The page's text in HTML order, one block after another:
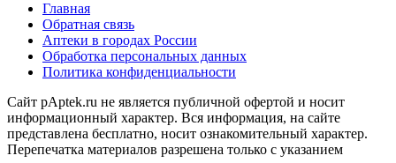
Главная
Обратная связь
Аптеки в городах России
Обработка персональных данных
Политика конфиденциальности
Сайт pAptek.ru не является публичной офертой и носит
информационный характер. Вся информация, на сайте
представлена бесплатно, носит ознакомительный характер.
Перепечатка материалов разрешена только с указанием